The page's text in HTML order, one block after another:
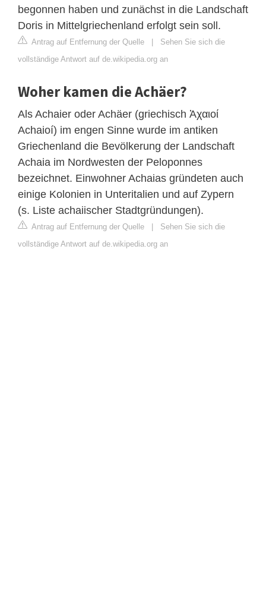
begonnen haben und zunächst in die Landschaft
Doris in Mittelgriechenland erfolgt sein soll.
Antrag auf Entfernung der Quelle | Sehen Sie sich die
vollständige Antwort auf de.wikipedia.org an
Woher kamen die Achäer?
Als Achaier oder Achäer (griechisch Ἀχαιοί
Achaioí) im engen Sinne wurde im antiken
Griechenland die Bevölkerung der Landschaft
Achaia im Nordwesten der Peloponnes
bezeichnet. Einwohner Achaias gründeten auch
einige Kolonien in Unteritalien und auf Zypern
(s. Liste achaiischer Stadtgründungen).
Antrag auf Entfernung der Quelle | Sehen Sie sich die
vollständige Antwort auf de.wikipedia.org an